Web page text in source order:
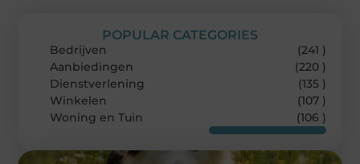
POPULAR CATEGORIES
Bedrijven
(241 )
Aanbiedingen
(220 )
Dienstverlening
(135 )
Winkelen
(107 )
Woning en Tuin
(106 )